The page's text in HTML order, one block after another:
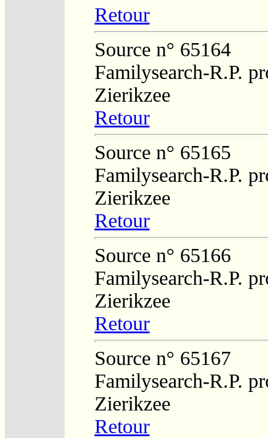
Retour
Source n° 65164
Familysearch-R.P.
Zierikzee
Retour
Source n° 65165
Familysearch-R.P.
Zierikzee
Retour
Source n° 65166
Familysearch-R.P.
Zierikzee
Retour
Source n° 65167
Familysearch-R.P.
Zierikzee
Retour